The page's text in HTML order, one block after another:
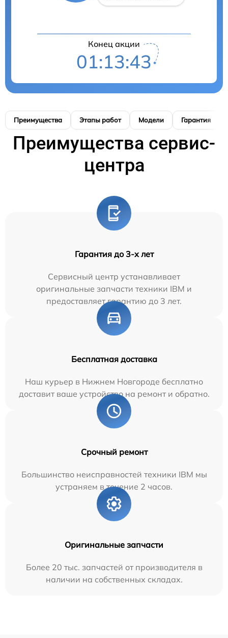
Конец акции
01:13:42
Преимущества Этапы работ Модели Гарантия
Преимущества сервис-
центра
Гарантия до 3-х лет
Сервисный центр устанавливает
оригинальные запчасти техники IBM и
предоставляет гарантию до 3 лет.
Бесплатная доставка
Наш курьер в Нижнем Новгороде бесплатно
доставит ваше устройство на ремонт и обратно.
Срочный ремонт
Большинство неисправностей техники IBM мы
устраняем в течение 2 часов.
Оригинальные запчасти
Более 20 тыс. запчастей от производителя в
наличии на собственных складах.